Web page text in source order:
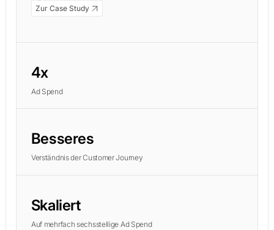
Zur Case Study
4x
Ad Spend
Besseres
Verständnis der Customer Journey
Skaliert
Auf mehrfach sechsstellige Ad Spend